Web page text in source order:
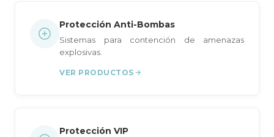
Protección Anti-Bombas
Sistemas para contención de amenazas
explosivas.
VER PRODUCTOS
Protección VIP